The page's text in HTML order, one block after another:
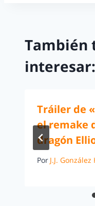
También
interesar:
Tráiler de
el remake
dragón
Por J.J. González